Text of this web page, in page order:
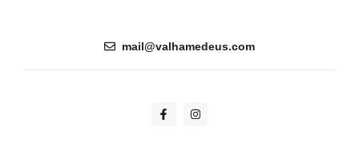
mail@valhamedeus.com